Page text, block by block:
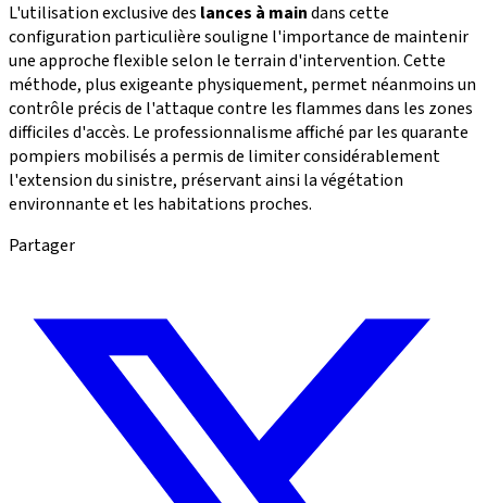
L'utilisation exclusive des lances à maindans cette
configuration particulière souligne l'importance de maintenir
une approche flexible selon le terrain d'intervention. Cette
méthode, plus exigeante physiquement, permet néanmoins un
contrôle précis de l'attaque contre les flammes dans les zones
difficiles d'accès. Le professionnalisme affiché par les quarante
pompiers mobilisés a permis de limiter considérablement
l'extension du sinistre, préservant ainsi la végétation
environnante et les habitations proches.
Partager